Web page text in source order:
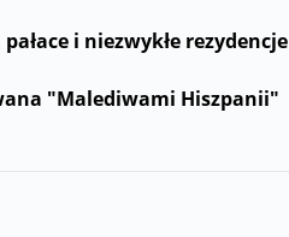
i niezwykłe rezydencje
"Malediwami Hiszpanii"